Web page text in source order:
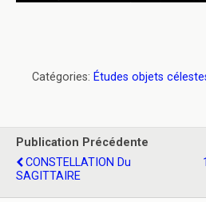
Catégories: Études objets
Publication Précédente
CONSTELLATION Du
SAGITTAIRE